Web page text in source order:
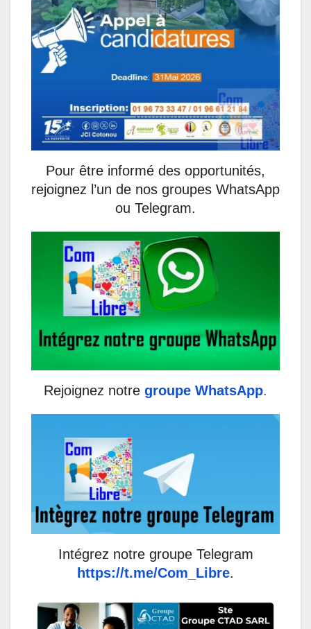
Pour être informé des opportunités,
rejoignez l’un de nos groupes WhatsApp
ou Telegram.
Rejoignez notre groupe WhatsApp.
Intégrez notre groupe Telegram
https://t.me/Com_Libre.